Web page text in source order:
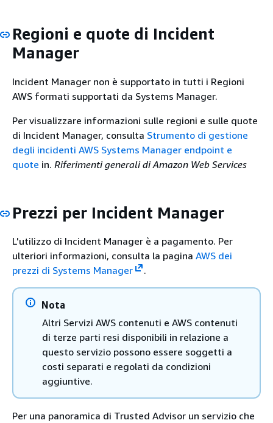
Regioni e quote di Incident
Manager
Incident Manager non è supportato in tutti i Regioni
AWS formati supportati da Systems Manager.
Per visualizzare informazioni sulle regioni e sulle quote
di Incident Manager, consulta Strumento di gestione
degli incidenti AWS Systems Manager endpoint e
quote in. Riferimenti generali di Amazon Web Services
Prezzi per Incident Manager
L'utilizzo di Incident Manager è a pagamento. Per
ulteriori informazioni, consulta la pagina AWS dei
prezzi di Systems Manager
.
Nota
Altri Servizi AWS contenuti e AWS contenuti
di terze parti resi disponibili in relazione a
questo servizio possono essere soggetti a
costi separati e regolati da condizioni
aggiuntive.
Per una panoramica di Trusted Advisor un servizio che